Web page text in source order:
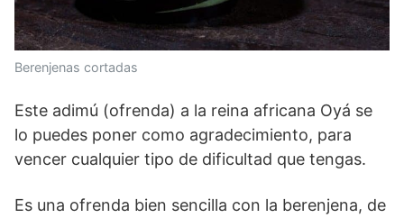
Berenjenas cortadas
Este adimú (ofrenda) a la reina africana Oyá se
lo puedes poner como agradecimiento, para
vencer cualquier tipo de dificultad que tengas.
Es una ofrenda bien sencilla con la berenjena, de